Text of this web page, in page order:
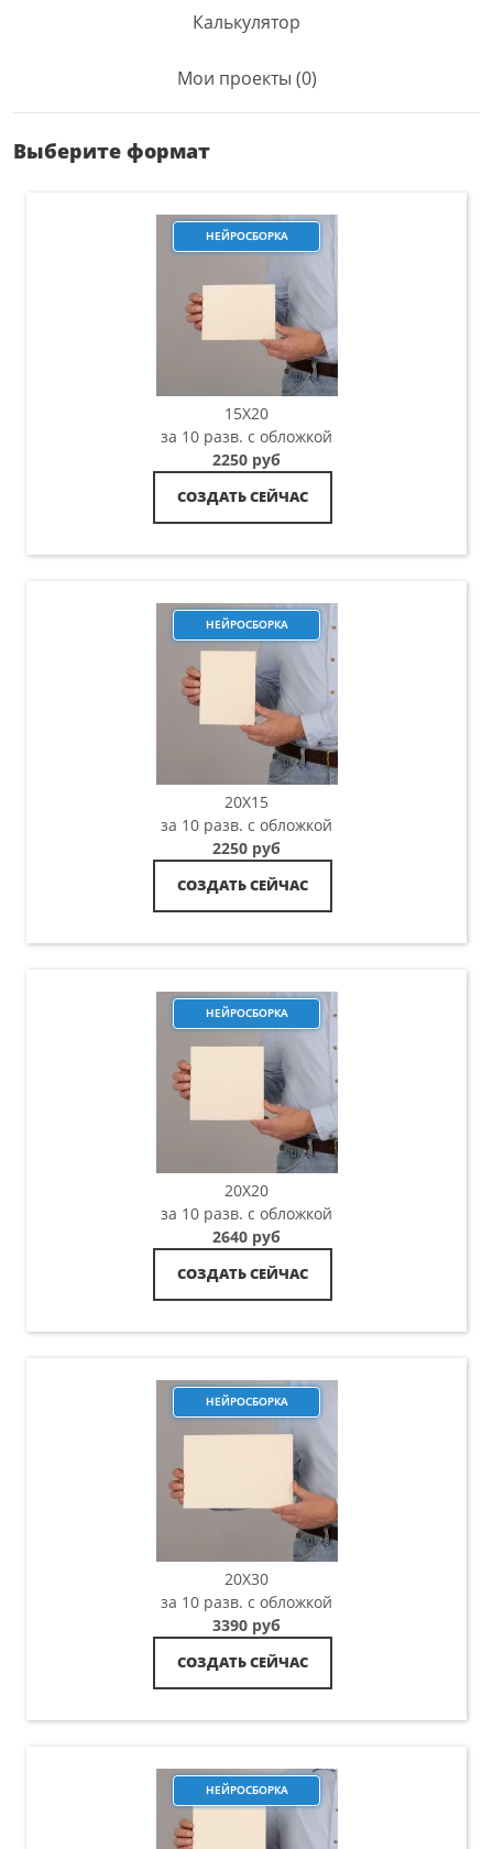
Калькулятор
Мои проекты (0)
Выберите формат
НЕЙРОСБОРКА
15X20
за 10 разв. с обложкой
2250 руб
СОЗДАТЬ СЕЙЧАС
НЕЙРОСБОРКА
20X15
за 10 разв. с обложкой
2250 руб
СОЗДАТЬ СЕЙЧАС
НЕЙРОСБОРКА
20X20
за 10 разв. с обложкой
2640 руб
СОЗДАТЬ СЕЙЧАС
НЕЙРОСБОРКА
20X30
за 10 разв. с обложкой
3390 руб
СОЗДАТЬ СЕЙЧАС
НЕЙРОСБОРКА